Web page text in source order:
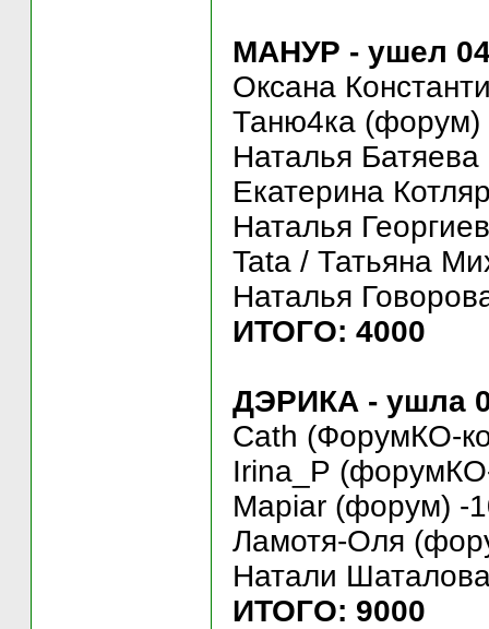
МАНУР - ушел
Оксана
Таню4ка (форум)
Наталья
Екатерина
Наталья
Tata / Татьяна
Наталья
ИТОГО: 4000
ДЭРИКА - ушла
Cath (ФорумКО-
Irina_P
Mapiar (форум) -
Ламотя-Оля
Натали
ИТОГО: 9000